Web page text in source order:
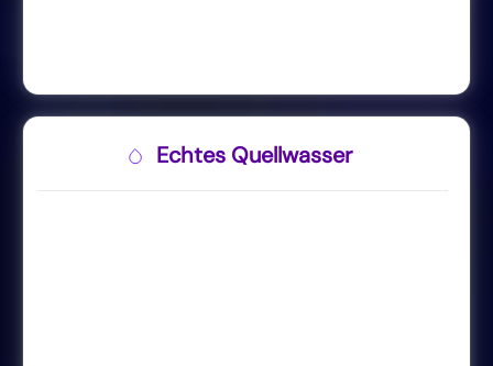
Echtes Quellwasser